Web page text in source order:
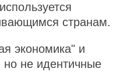
странам.
экономика" и
но не идентичные